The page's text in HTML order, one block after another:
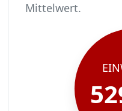
Mittelwert.
In Nürnberg leben
Von diesen
Ca. 5168 dieser
Der Großteil der